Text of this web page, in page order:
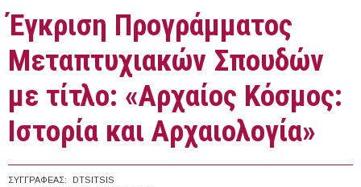
Έγκριση Προγράμματος
Μεταπτυχιακών Σπουδών
με τίτλο: «Αρχαίος Κόσμος:
Ιστορία και Αρχαιολογία»
ΣΥΓΓΡΑΦΈΑΣ:
DTSITSIS